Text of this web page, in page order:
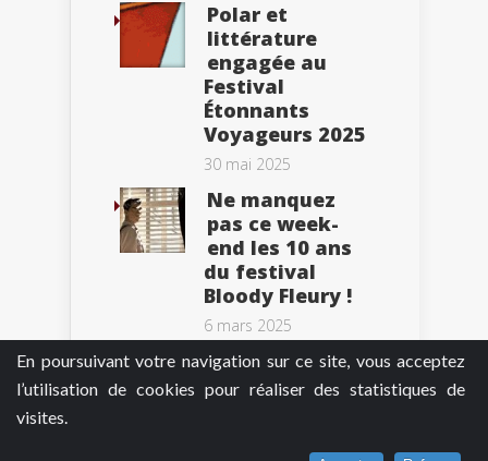
En poursuivant votre navigation sur ce site, vous acceptez
l’utilisation de cookies pour réaliser des statistiques de
visites.
Polar et
littérature
engagée au
Festival
Étonnants
Voyageurs 2025
30 mai 2025
Ne manquez
pas ce week-
end les 10 ans
du festival
Bloody Fleury !
6 mars 2025